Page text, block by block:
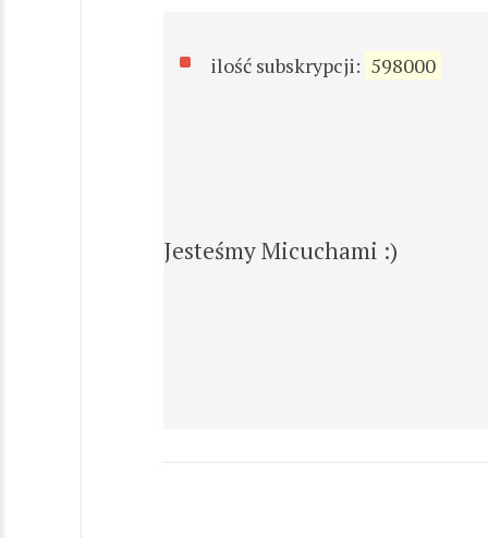
ilość subskrypcji: 598000
Jesteśmy Micuchami :)